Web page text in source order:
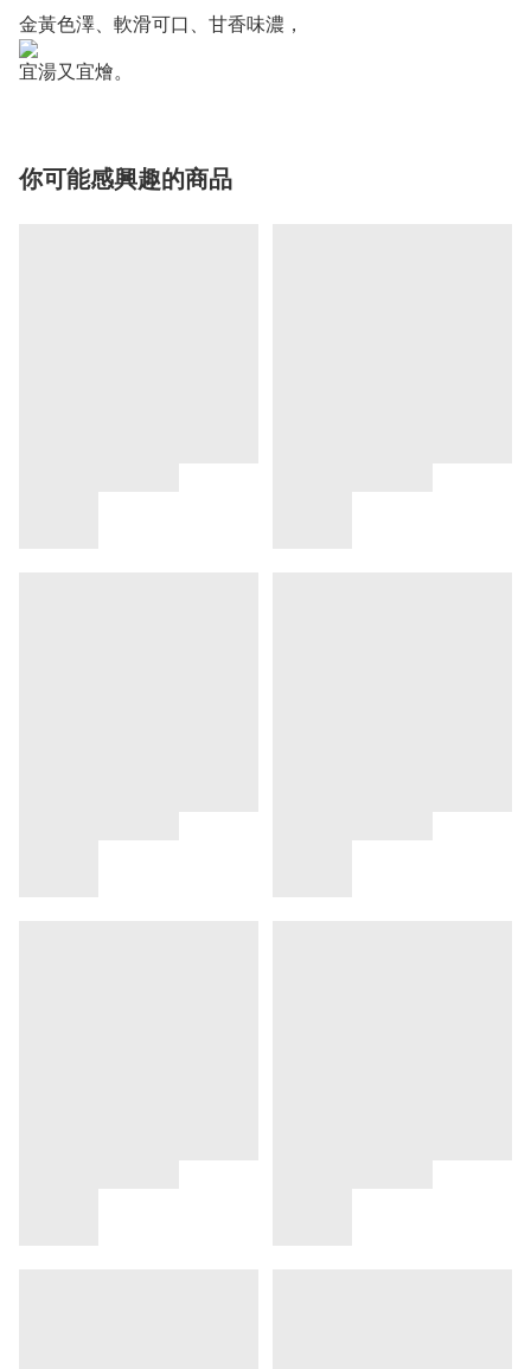
金黃色澤、軟滑可口、甘香味濃，
宜湯又宜燴。
你可能感興趣的商品